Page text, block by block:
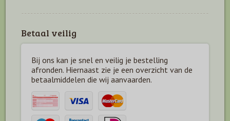
Betaal veilig
Bij ons kan je snel en veilig je bestelling
afronden. Hiernaast zie je een overzicht van de
betaalmiddelen die wij aanvaarden.